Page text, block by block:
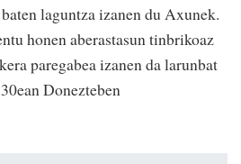
laguntza izanen du Axunek.
honen aberastasun tinbrikoaz
paregabea izanen da larunbat
Donezteben